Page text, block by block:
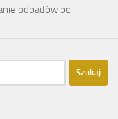
odpadów po